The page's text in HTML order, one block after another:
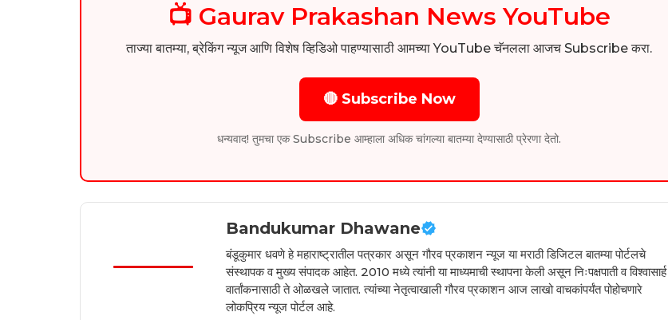
📺 Gaurav Prakashan News YouTube
ताज्या बातम्या, ब्रेकिंग न्यूज आणि विशेष व्हिडिओ पाहण्यासाठी आमच्या YouTube चॅनलला आजच Subscribe करा.
🔴 Subscribe Now
धन्यवाद! तुमचा एक Subscribe आम्हाला अधिक चांगल्या बातम्या देण्यासाठी प्रेरणा देतो.
Bandukumar Dhawane
बंडूकुमार धवणे हे महाराष्ट्रातील पत्रकार असून गौरव प्रकाशन न्यूज या मराठी डिजिटल बातम्या पोर्टलचे
संस्थापक व मुख्य संपादक आहेत. 2010 मध्ये त्यांनी या माध्यमाची स्थापना केली असून निःपक्षपाती व विश्वासार्ह
वार्तांकनासाठी ते ओळखले जातात. त्यांच्या नेतृत्वाखाली गौरव प्रकाशन आज लाखो वाचकांपर्यंत पोहोचणारे
लोकप्रिय न्यूज पोर्टल आहे.